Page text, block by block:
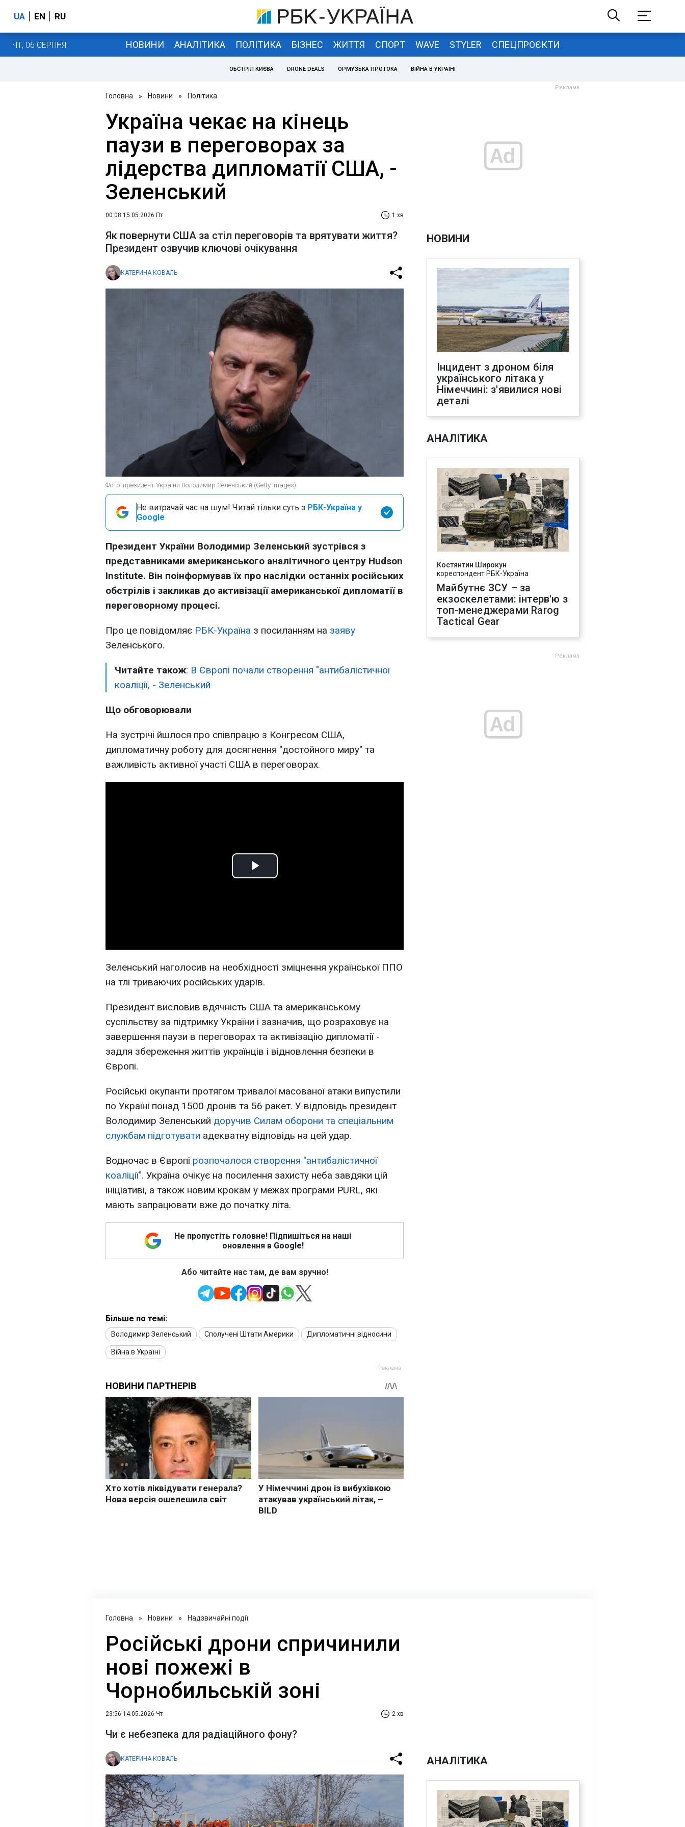
UA EN RU
ЧТ, 06 СЕРПНЯ НОВИНИ АНАЛІТИКА ПОЛІТИКА БІЗНЕС ЖИТТЯ СПОРТ WAVE STYLER СПЕЦПРОЄКТИ
ОБСТРІЛ КИЄВА DRONE DEALS ОРМУЗЬКА ПРОТОКА ВІЙНА В УКРАЇНІ
Головна » Новини » Політика
Україна чекає на кінець
паузи в переговорах за
лідерства дипломатії США, -
Зеленський
00:08 15.05.2026 Пт 1 хв
Як повернути США за стіл переговорів та врятувати життя?
Президент озвучив ключові очікування
КАТЕРИНА КОВАЛЬ
Фото: президент України Володимир Зеленський (Getty Images)
Не витрачай час на шум! Читай тільки суть з РБК-Україна у
Google
Президент України Володимир Зеленський зустрівся з
представниками американського аналітичного центру Hudson
Institute. Він поінформував їх про наслідки останніх російських
обстрілів і закликав до активізації американської дипломатії в
переговорному процесі.
Про це повідомляє РБК-Україна з посиланням на заяву
Зеленського.
Читайте також: В Європі почали створення "антибалістичної
коаліції, - Зеленський
Що обговорювали
На зустрічі йшлося про співпрацю з Конгресом США,
дипломатичну роботу для досягнення "достойного миру" та
важливість активної участі США в переговорах.
Play
Зеленський наголосив на необхідності зміцнення української ППО
на тлі триваючих російських ударів.
Президент висловив вдячність США та американському
суспільству за підтримку України і зазначив, що розраховує на
завершення паузи в переговорах та активізацію дипломатії -
задля збереження життів українців і відновлення безпеки в
Європі.
Російські окупанти протягом тривалої масованої атаки випустили
по Україні понад 1500 дронів та 56 ракет. У відповідь президент
Володимир Зеленський доручив Силам оборони та спеціальним
службам підготувати адекватну відповідь на цей удар.
Водночас в Європі розпочалося створення "антибалістичної
коаліції". Україна очікує на посилення захисту неба завдяки цій
ініціативі, а також новим крокам у межах програми PURL, які
мають запрацювати вже до початку літа.
Не пропустіть головне! Підпишіться на наші
оновлення в Google!
Або читайте нас там, де вам зручно!
Більше по темі:
Володимир Зеленський Сполучені Штати Америки Дипломатичні відносини
Війна в Україні
НОВИНИ
Інцидент з дроном біля
українського літака у
Німеччині: з'явилися нові
деталі
АНАЛІТИКА
Костянтин Широкун
кореспондент РБК-Україна
Майбутнє ЗСУ – за
екзоскелетами: інтерв'ю з
топ-менеджерами Rarog
Tactical Gear
Головна » Новини » Надзвичайні події
Російські дрони спричинили
нові пожежі в
Чорнобильській зоні
23:56 14.05.2026 Чт 2 хв
Чи є небезпека для радіаційного фону?
КАТЕРИНА КОВАЛЬ АНАЛІТИКА